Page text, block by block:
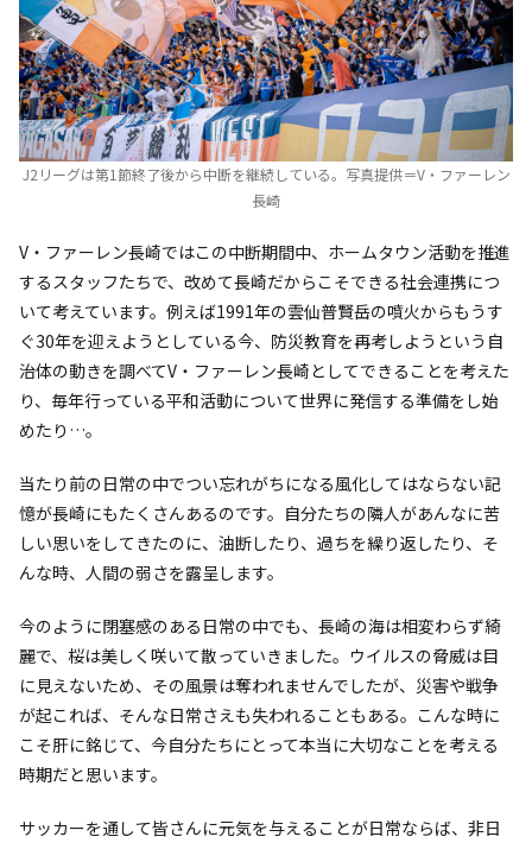
J2リーグは第1節終了後から中断を継続している。写真提供＝V・ファーレン
長崎
V・ファーレン長崎ではこの中断期間中、ホームタウン活動を推進
するスタッフたちで、改めて長崎だからこそできる社会連携につ
いて考えています。例えば1991年の雲仙普賢岳の噴火からもうす
ぐ30年を迎えようとしている今、防災教育を再考しようという自
治体の動きを調べてV・ファーレン長崎としてできることを考えた
り、毎年行っている平和活動について世界に発信する準備をし始
めたり…。
当たり前の日常の中でつい忘れがちになる風化してはならない記
憶が長崎にもたくさんあるのです。自分たちの隣人があんなに苦
しい思いをしてきたのに、油断したり、過ちを繰り返したり、そ
んな時、人間の弱さを露呈します。
今のように閉塞感のある日常の中でも、長崎の海は相変わらず綺
麗で、桜は美しく咲いて散っていきました。ウイルスの脅威は目
に見えないため、その風景は奪われませんでしたが、災害や戦争
が起これば、そんな日常さえも失われることもある。こんな時に
こそ肝に銘じて、今自分たちにとって本当に大切なことを考える
時期だと思います。
サッカーを通して皆さんに元気を与えることが日常ならば、非日